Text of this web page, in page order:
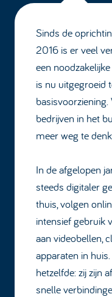
Sinds de
2016 is er veel
een
is nu uitgegroeid
bedrijven in het
meer weg te
In de afgelopen
steeds digitaler
thuis, volgen
intensief gebruik
aan videobellen,
apparaten in
hetzelfde: zij zijn
snelle